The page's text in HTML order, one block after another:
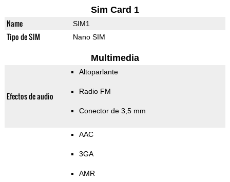
Sim Card 1
Name SIM1
Tipo de SIM Nano SIM
Multimedia
Efectos de audio
Altoparlante
Radio FM
Conector de 3,5 mm
AAC
3GA
AMR